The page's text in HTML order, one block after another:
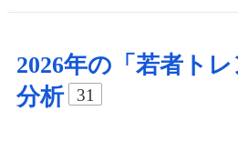
2026年の「若者トレ
分析
31